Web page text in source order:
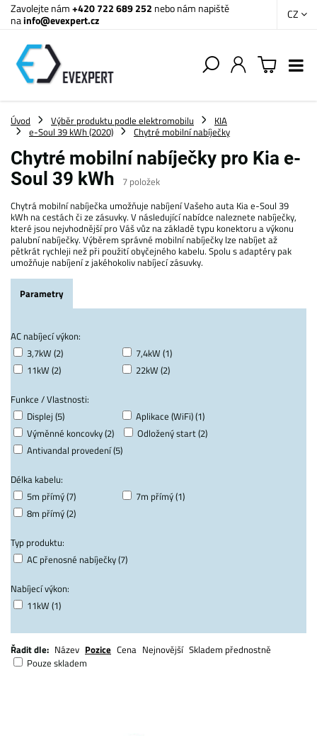
Zavolejte nám+420 722 689 252 nebo nám napiště
nainfo@evexpert.cz CZ
Úvod Výběr produktu podle elektromobilu
KIA
e-Soul 39 kWh (2020)
Chytré mobilní nabíječky
Chytré mobilní nabíječky pro Kia e-
Soul 39 kWh
7 položek
Chytrá mobilní nabíječka umožňuje nabíjení Vašeho auta Kia e-Soul 39
kWh na cestách či ze zásuvky. V následující nabídce naleznete nabíječky,
které jsou nejvhodnější pro Váš vůz na základě typu konektoru a výkonu
palubní nabíječky. Výběrem správné mobilní nabíječky lze nabíjet až
pětkrát rychleji než při použití obyčejného kabelu. Spolu s adaptéry pak
umožňuje nabíjení z jakéhokoliv nabíjecí zásuvky.
Parametry
AC nabíjecí výkon:
3,7kW (2)
7,4kW (1)
11kW (2)
22kW (2)
Funkce / Vlastnosti:
Displej (5)
Aplikace (WiFi) (1)
Výměnné koncovky (2)
Odložený start (2)
Antivandal provedení (5)
Délka kabelu:
5m přímý (7)
7m přímý (1)
8m přímý (2)
Typ produktu:
AC přenosné nabíječky (7)
Nabíjecí výkon:
11kW (1)
Řadit dle: Název Pozice Cena Nejnovější Skladem přednostně
Pouze skladem